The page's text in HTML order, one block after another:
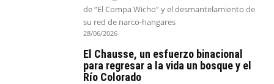
de “El Compa Wicho” y el desmantelamiento de
su red de narco-hangares
28/06/2026
El Chausse, un esfuerzo binacional
para regresar a la vida un bosque y el
Río Colorado